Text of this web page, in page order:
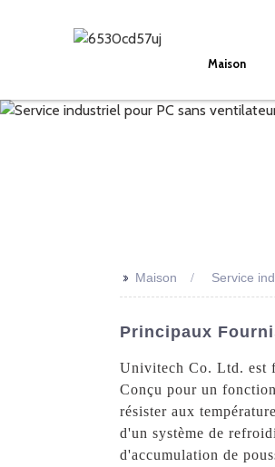
Maison
>> Maison Service
Principaux
Univitech Co. Ltd. est
Conçu pour un
résister aux
d'un système de
d'accumulation de